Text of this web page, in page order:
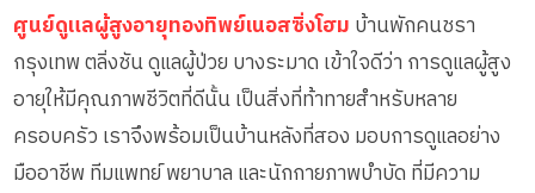
ศูนย์ดูแลผู้สูงอายุทองทิพย์เนอสซิ่งโฮม บ้านพักคนชรา
กรุงเทพ ตลิ่งชัน ดูแลผู้ป่วย บางระมาด เข้าใจดีว่า การดูแลผู้สูง
อายุให้มีคุณภาพชีวิตที่ดีนั้น เป็นสิ่งที่ท้าทายสำหรับหลาย
ครอบครัว เราจึงพร้อมเป็นบ้านหลังที่สอง มอบการดูแลอย่าง
มืออาชีพ ทีมแพทย์ พยาบาล และนักกายภาพบำบัด ที่มีความ